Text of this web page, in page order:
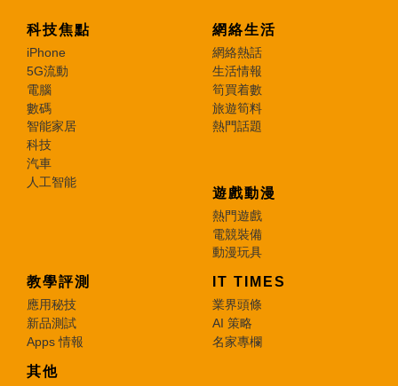
科技焦點
iPhone
5G流動
電腦
數碼
智能家居
科技
汽車
人工智能
網絡生活
網絡熱話
生活情報
筍買着數
旅遊筍料
熱門話題
遊戲動漫
熱門遊戲
電競裝備
動漫玩具
教學評測
應用秘技
新品測試
Apps 情報
IT TIMES
業界頭條
AI 策略
名家專欄
其他